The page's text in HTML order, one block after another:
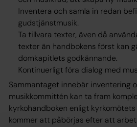
Inventera och samla in redan
gudstjänstmusik.
Ta tillvara texter, även då
texter än handbokens först kan
domkapitlets godkännande.
Kontinuerligt föra dialog med
Sammantaget innebär inventering
musikkommittén kan ta fram
kyrkohandboken enligt
kommer att påbörjas efter att